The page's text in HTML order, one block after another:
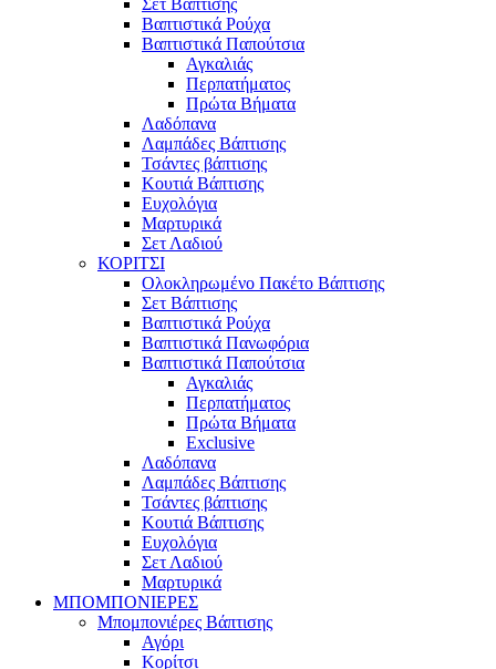
Σετ Βάπτισης
Βαπτιστικά Ρούχα
Βαπτιστικά Παπούτσια
Αγκαλιάς
Περπατήματος
Πρώτα Βήματα
Λαδόπανα
Λαμπάδες Βάπτισης
Τσάντες βάπτισης
Κουτιά Βάπτισης
Ευχολόγια
Μαρτυρικά
Σετ Λαδιού
ΚΟΡΙΤΣΙ
Ολοκληρωμένο Πακέτο Βάπτισης
Σετ Βάπτισης
Βαπτιστικά Ρούχα
Βαπτιστικά Πανωφόρια
Βαπτιστικά Παπούτσια
Αγκαλιάς
Περπατήματος
Πρώτα Βήματα
Exclusive
Λαδόπανα
Λαμπάδες Βάπτισης
Τσάντες βάπτισης
Κουτιά Βάπτισης
Ευχολόγια
Σετ Λαδιού
Μαρτυρικά
ΜΠΟΜΠΟΝΙΕΡΕΣ
Μπομπονιέρες Βάπτισης
Αγόρι
Κορίτσι